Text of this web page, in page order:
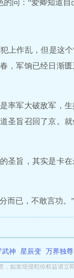
问：“爱卿知道自
作乱，但是这个
，军饷已经日渐
率军大破敌军，
圣旨召回了京。
圣旨，其实是卡
而已，不敢言功。”
武神 星辰变 万界独尊
如发现侵犯你权益请立即